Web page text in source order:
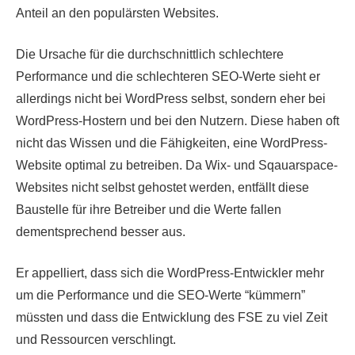
Anteil an den populärsten Websites.
Die Ursache für die durchschnittlich schlechtere
Performance und die schlechteren SEO-Werte sieht er
allerdings nicht bei WordPress selbst, sondern eher bei
WordPress-Hostern und bei den Nutzern. Diese haben oft
nicht das Wissen und die Fähigkeiten, eine WordPress-
Website optimal zu betreiben. Da Wix- und Sqauarspace-
Websites nicht selbst gehostet werden, entfällt diese
Baustelle für ihre Betreiber und die Werte fallen
dementsprechend besser aus.
Er appelliert, dass sich die WordPress-Entwickler mehr
um die Performance und die SEO-Werte “kümmern”
müssten und dass die Entwicklung des FSE zu viel Zeit
und Ressourcen verschlingt.